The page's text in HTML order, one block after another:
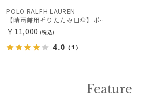
POLO RALPH LAUREN
【晴雨兼用折りたたみ日傘】ポロ ラルフ ローレン (POLO RALPH LAUREN) 馬具 雨の日OK 軽量 一級遮光99.99% 遮熱 UV 晴雨兼用
￥11,000 (税込)
4.0 （1）
Feature